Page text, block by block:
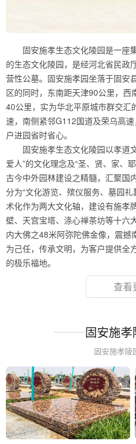
固安施孝生态文化陵园是一座
的生态文化陵园，是经河北省民政
营性公墓。固安施孝园坐落于固安
区的同时，东南距天津90公里，
40公里，实为华北平原城市群交汇
速，南侧紧邻G112国道及荣乌高
户进园省时省心。
固安施孝生态文化陵园以孝道
爱人”的文化理念及“圣、贤、家、
古今中外园林建设之精髓，汇聚国
分为“文化游览、殡仪服务、墓园
术化作为两大文化轴，建设有施孝
壁、天宫宝塔、涤心禅茶坊等十六
内大佛之48米阿弥陀佛金像，震
为己任，传承文明，为客户提供全
的极乐福地。
查看
固安施
固安施孝陵